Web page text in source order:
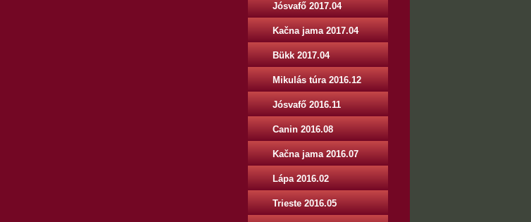
Jósvafő 2017.04
Kačna jama 2017.04
Bükk 2017.04
Mikulás túra 2016.12
Jósvafő 2016.11
Canin 2016.08
Kačna jama 2016.07
Lápa 2016.02
Trieste 2016.05